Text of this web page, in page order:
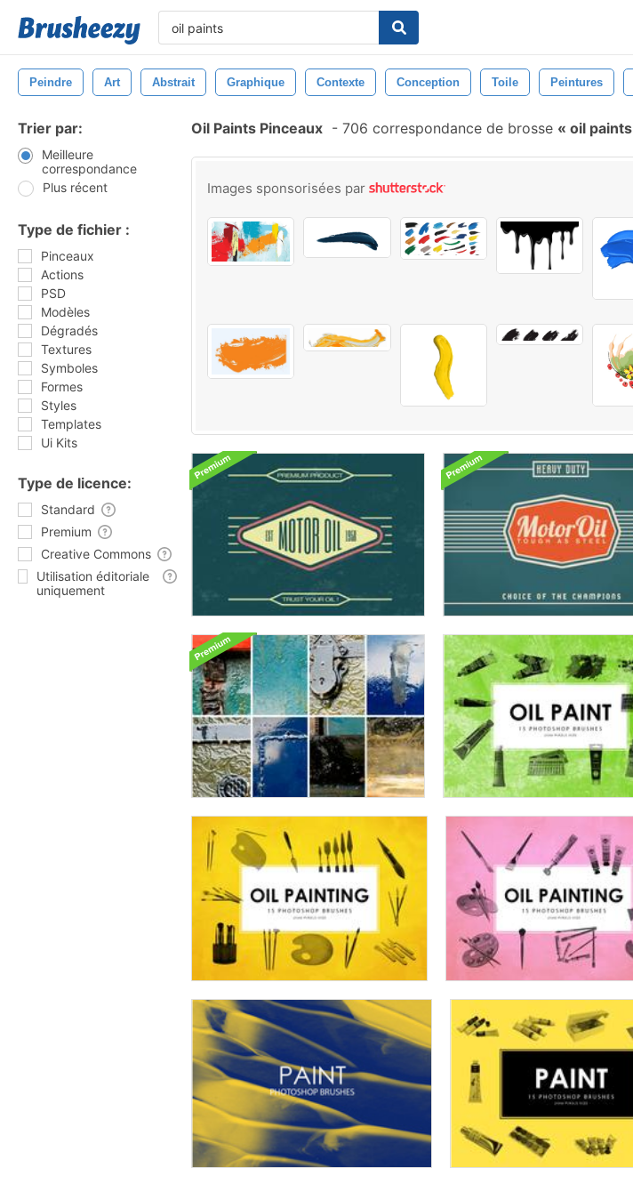
Peindre Art Abstrait Graphique Contexte Conception Toile Peintures
Trier par:
Meilleure
correspondance
Plus récent
Type de fichier :
Pinceaux
Actions
PSD
Modèles
Dégradés
Textures
Symboles
Formes
Styles
Templates
Ui Kits
Type de licence:
Standard
Premium
Creative Commons
Utilisation éditoriale
uniquement
Oil Paints Pinceaux - 706 correspondance de brosse oil paints
Images sponsorisées par